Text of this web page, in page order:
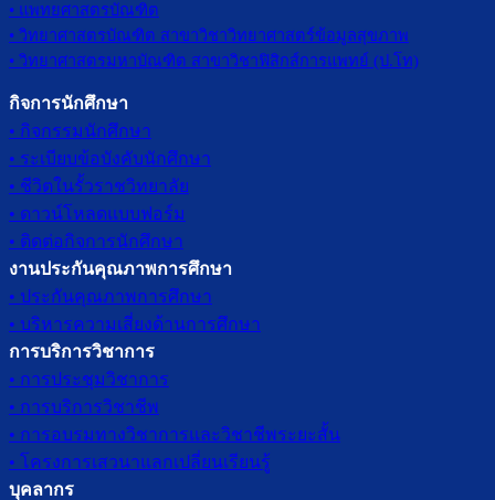
• แพทยศาสตรบัณฑิต
• วิทยาศาสตรบัณฑิต สาขาวิชาวิทยาศาสตร์ข้อมูลสุขภาพ
• วิทยาศาสตรมหาบัณฑิต สาขาวิชาฟิสิกส์การแพทย์ (ป.โท)
กิจการนักศึกษา
• กิจกรรมนักศึกษา
• ระเบียบข้อบังคับนักศึกษา
• ชีวิตในรั้วราชวิทยาลัย
• ดาวน์โหลดแบบฟอร์ม
• ติดต่อกิจการนักศึกษา
งานประกันคุณภาพการศึกษา
• ประกันคุณภาพการศึกษา
• บริหารความเสี่ยงด้านการศึกษา
การบริการวิชาการ
• การประชุมวิชาการ
• การบริการวิชาชีพ
• การอบรมทางวิชาการและวิชาชีพระยะสั้น
• โครงการเสวนาแลกเปลี่ยนเรียนรู้
บุคลากร